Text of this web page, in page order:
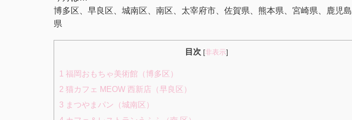
博多区、早良区、城南区、南区、太宰府市、佐賀県、熊本県、宮崎県、鹿児島
県
目次 [非表示]
1 福岡おもちゃ美術館（博多区）
2 猫カフェ MEOW 西新店（早良区）
3 まつやまパン（城南区）